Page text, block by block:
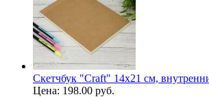
Скетчбук "Craft" 14х21 см,
Цена: 198.00 руб.